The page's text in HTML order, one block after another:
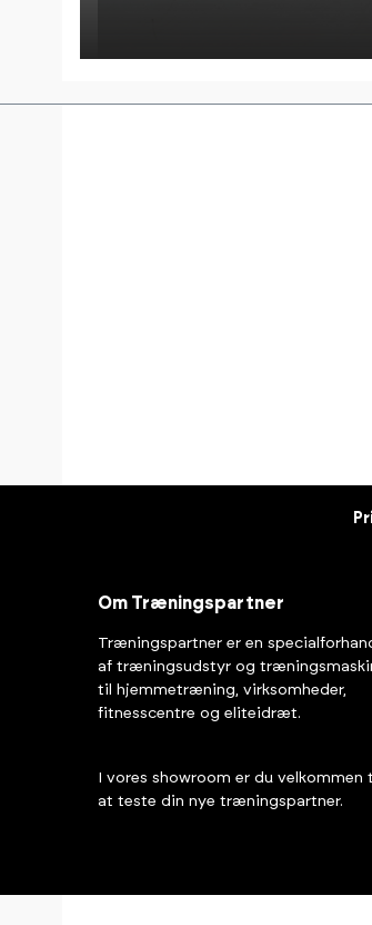
Om Træningspartner
Træningspartner er en
af træningsudstyr og
til hjemmetræning, virksomheder,
fitnesscentre og eliteidræt.
I vores showroom er du velkommen
at teste din nye træningspartner.